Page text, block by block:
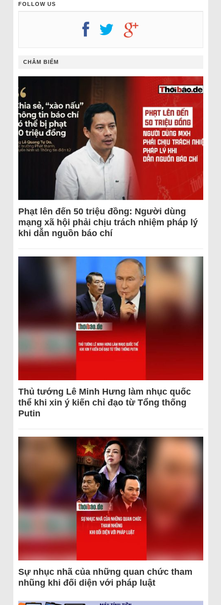
FOLLOW US
CHÂM BIẾM
Phạt lên đến 50 triệu đồng: Người dùng
mạng xã hội phải chịu trách nhiệm pháp lý
khi dẫn nguồn báo chí
Thủ tướng Lê Minh Hưng làm nhục quốc
thể khi xin ý kiến chỉ đạo từ Tổng thống
Putin
Sự nhục nhã của những quan chức tham
nhũng khi đối diện với pháp luật